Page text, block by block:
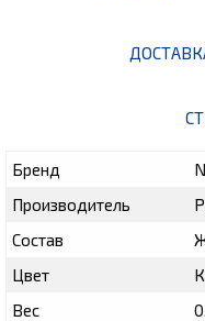
Бренд
Производитель
Состав
Цвет
Вес